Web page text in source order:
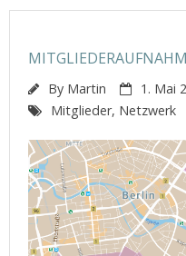
By Martin 1. Mai
Mitglieder, Netzwerk